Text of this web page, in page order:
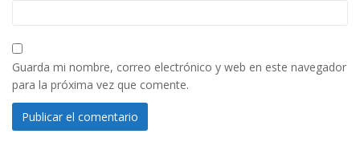
Guarda mi nombre, correo electrónico y web en este navegador
para la próxima vez que comente.